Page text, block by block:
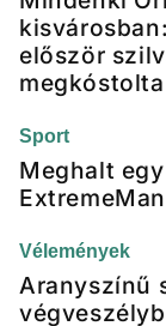
először
Sport
Meghalt
Vélemények
Aranyszínű